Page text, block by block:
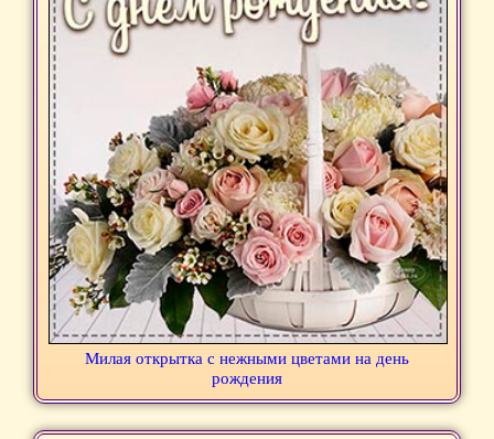
Милая открытка с нежными цветами на день
рождения